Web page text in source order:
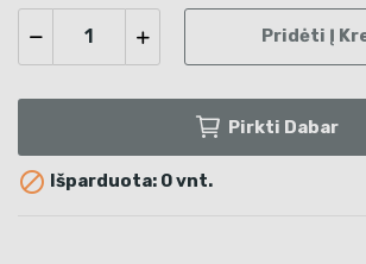
Pridėti Į
Pirkti Dabar
 Išparduota: 0 vnt.